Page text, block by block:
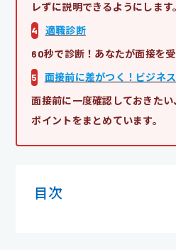
レずに説明できるようにします
4
適職診断
60秒で診断！あなたが面接を
5
面接前に差がつく！ビジネ
面接前に一度確認しておきた
ポイントをまとめています。
目次